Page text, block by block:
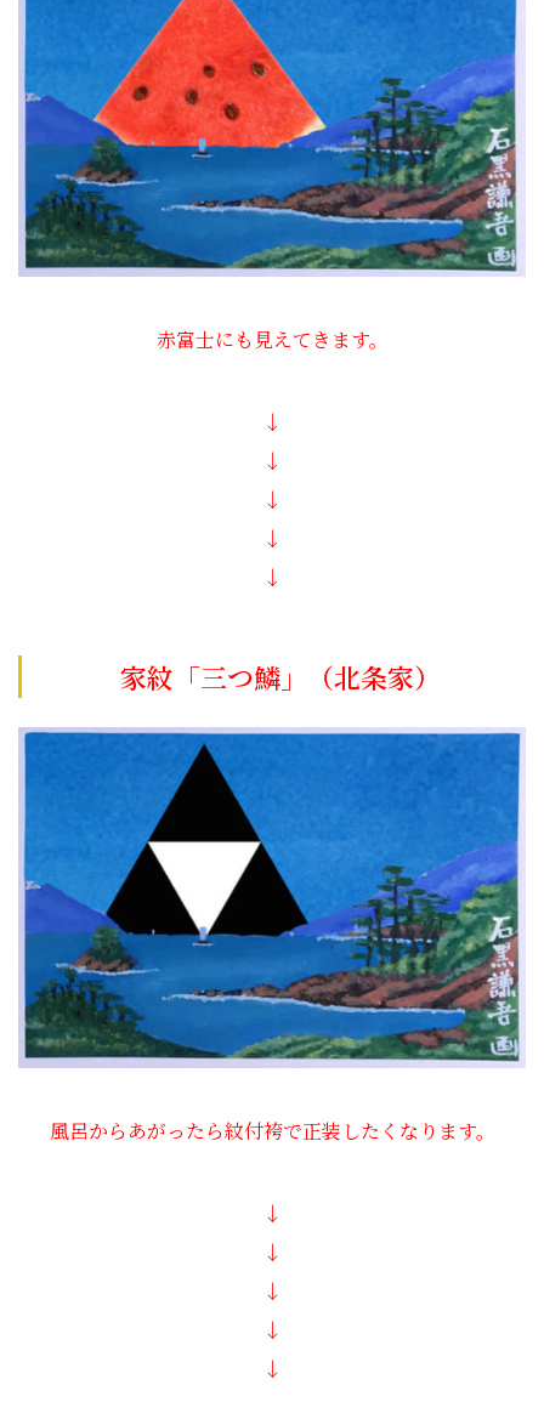
赤富士にも見えてきます。
↓
↓
↓
↓
↓
家紋「三つ鱗」（北条家）
風呂からあがったら紋付袴で正装したくなります。
↓
↓
↓
↓
↓